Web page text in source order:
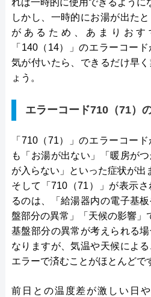
れば一時的に使用できるように
しかし、一時的にお湯が出た
があるため、あまりおす
「140（14）」のエラーコー
気が付いたら、できるだけ早
ょう。
エラーコード710（71）
「710（71）」のエラーコー
も「お湯が出ない」「暖房が
が入らない」といった症状が出
そして「710（71）」が表示
るのは、「給湯器内の電子基
盤部分の異常」「天候の影響」
基盤部分の異常が考えられる
なりますが、気温や天候によ
エラーで済むことがほとんどで
前日との温度差が激しい日